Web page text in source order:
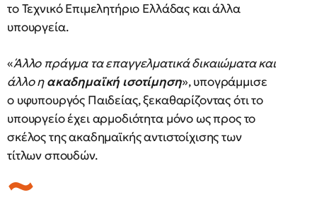
το Τεχνικό Επιμελητήριο Ελλάδας και άλλα
υπουργεία.
«Άλλο πράγμα τα επαγγελματικά δικαιώματα και
άλλο ηακαδημαϊκή ισοτίμηση», υπογράμμισε
ο υφυπουργός Παιδείας, ξεκαθαρίζοντας ότι το
υπουργείο έχει αρμοδιότητα μόνο ως προς το
σκέλος της ακαδημαϊκής αντιστοίχισης των
τίτλων σπουδών.